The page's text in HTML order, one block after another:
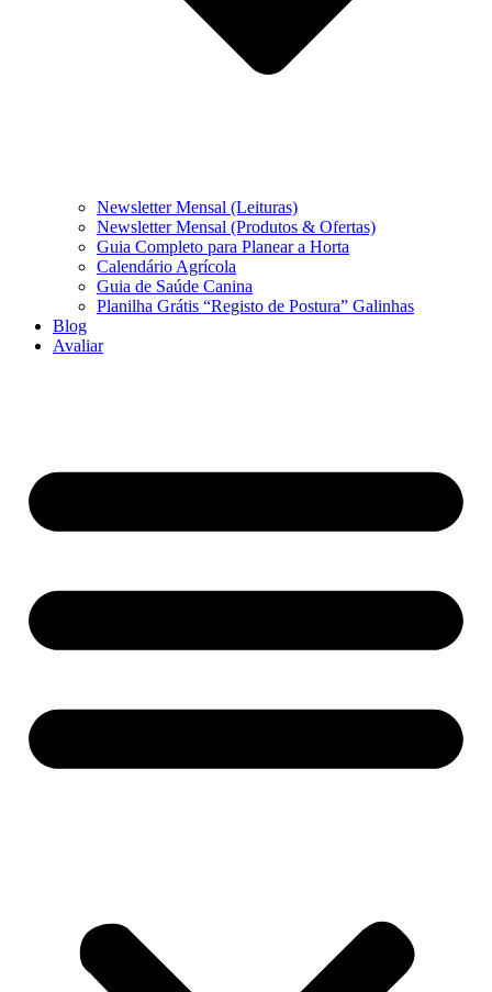
Newsletter Mensal (Leituras)
Newsletter Mensal (Produtos & Ofertas)
Guia Completo para Planear a Horta
Calendário Agrícola
Guia de Saúde Canina
Planilha Grátis “Registo de Postura” Galinhas
Blog
Avaliar